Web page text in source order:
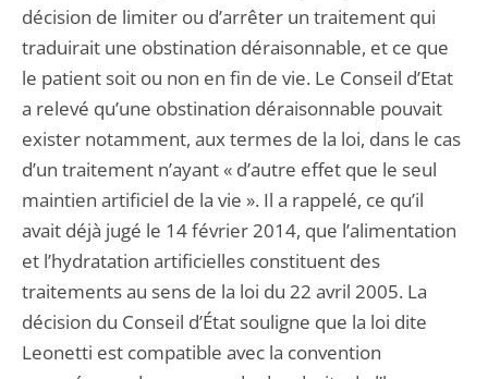
décision de limiter ou d’arrêter un traitement qui
traduirait une obstination déraisonnable, et ce que
le patient soit ou non en fin de vie. Le Conseil d’Etat
a relevé qu’une obstination déraisonnable pouvait
exister notamment, aux termes de la loi, dans le cas
d’un traitement n’ayant « d’autre effet que le seul
maintien artificiel de la vie ». Il a rappelé, ce qu’il
avait déjà jugé le 14 février 2014, que l’alimentation
et l’hydratation artificielles constituent des
traitements au sens de la loi du 22 avril 2005. La
décision du Conseil d’État souligne que la loi dite
Leonetti est compatible avec la convention